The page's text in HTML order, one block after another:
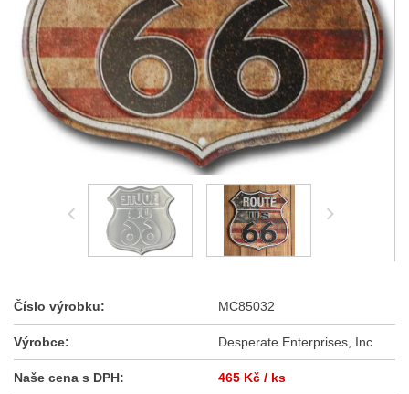
Číslo výrobku: MC85032
Výrobce: Desperate Enterprises, Inc
Naše cena s DPH: 465 Kč / ks